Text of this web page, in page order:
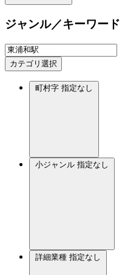
ジャンル／キーワード
カテゴリ選択
町村字 指定なし
小ジャンル 指定なし
詳細業種 指定なし